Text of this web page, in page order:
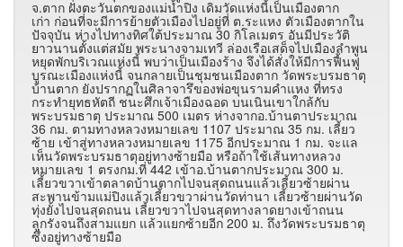
จ.ตาก ฝั่งตะวันตกของแม่น้ำปิง เดิมวัดแห่งนี้เป็นเมืองตาก
เก่า ก่อนที่จะมีการย้ายตัวเมืองไปอยู่ที่ ต.ระแหง ตัวเมืองตากใน
ปัจจุบัน ห่างไปทางทิศใต้ประมาณ 30 กิโลเมตร อันมีประวัติ
ยาวนานตั้งแต่สมัย พระนางจามเทวี ล่องเรือเสด็จไปเมืองลำพูน
หยุดพักบริเวณแห่งนี้ พบว่าเป็นเมืองร้าง จึงได้สั่งให้มีการฟื้นฟู
บูรณะเมืองแห่งนี้ จนกลายเป็นชุมชนเมืองตาก วัดพระบรมธาตุ
บ้านตาก ยังปรากฏในศิลาจารึของพ่อขุนรามคำแหง ที่ทรง
กระทำยุทธหัตถี ชนะศึกเจ้าเมืองฉอด บนเนินเขาใกล้กับ
พระบรมธาตุ ประมาณ 500 เมตร ห่างจากอ.บ้านตาประมาณ
36 กม. ตามทางหลวงหมายเลข 1107 ประมาณ 35 กม. เลี้ยว
ซ้าย เข้าสู่ทางหลวงหมายเลข 1175 อีกประมาณ 1 กม. จะแล
เห็นวัดพระบรมธาตุอยู่ทางซ้ายมือ หรือถ้าใช้เส้นทางหลวง
หมายเลข 1 ตรงกม.ที่ 442 เข้าอ.บ้านตากประมาณ 300 ม.
เลี้ยวขวาเข้าตลาดบ้านตากไปจนสุดถนนแล้วเลี้ยวซ้ายผ่าน
สะพานข้ามแม่ปิงแล้วเลี้ยวขวาผ่านวัดท่านา เลี้ยวซ้ายผ่านวัด
ทุ่งยั้งไปจนสุดถนน เลี้ยวขวาไปจนสุดทางลาดยางเข้าถนน
ลูกรังจนถึงสามแยก แล้วแยกซ้ายอีก 200 ม. ถึงวัดพระบรมธาตุ
ซึ่งอยู่ทางซ้ายมือ